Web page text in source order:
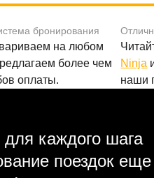
бронирования
на любом
более чем
оплаты.
Ninja
наши
каждого шага
поездок еще